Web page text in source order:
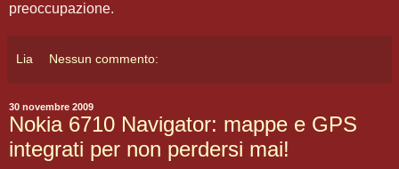
preoccupazione.
Lia Nessun commento:
30 novembre 2009
Nokia 6710 Navigator: mappe e GPS
integrati per non perdersi mai!